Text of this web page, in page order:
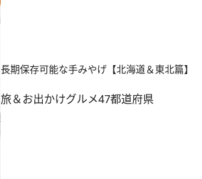
長期保存可能な手みやげ【北海道＆東北篇】
旅＆お出かけグルメ47都道府県